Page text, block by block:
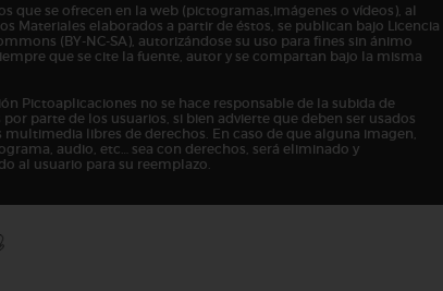
que se ofrecen en la web (pictogramas,imágenes o vídeos), al
Materiales elaborados a partir de éstos, se publican bajo Licencia
(BY-NC-SA), autorizándose su uso para fines sin ánimo
que se cite la fuente, autor y se compartan bajo la misma
Pictoaplicaciones no se hace responsable de la subida de
parte de los usuarios, si bien advierte que deben ser usados
multimedia libres de derechos. En caso de que alguna imagen,
audio, etc… sea con derechos, será eliminado y
al usuario para su reemplazo.